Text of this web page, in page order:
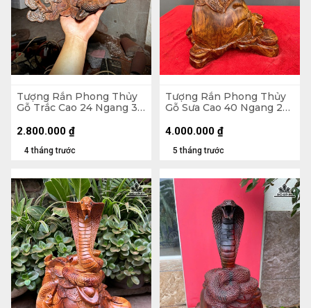
Tượng Rắn Phong Thủy
Gỗ Trắc Cao 24 Ngang 34
4 tháng trước
2.800.000 ₫
Tượng Rắn Phong Thủy
Gỗ Sưa Cao 40 Ngang 26
5 tháng trước
4.000.000 ₫